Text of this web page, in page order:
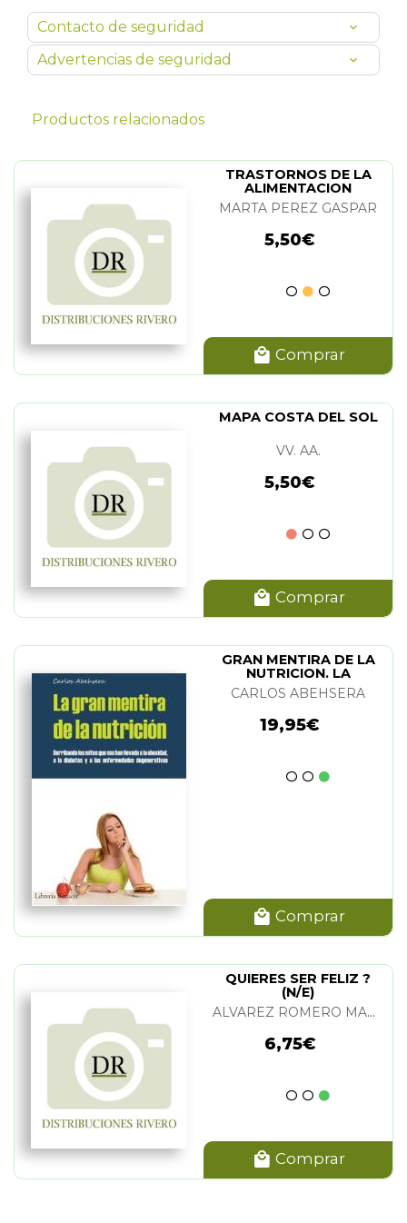
Contacto de seguridad
Advertencias de seguridad
Productos relacionados
TRASTORNOS DE LA
ALIMENTACION
MARTA PEREZ GASPAR
5,50€
Comprar
MAPA COSTA DEL SOL
VV. AA.
5,50€
Comprar
GRAN MENTIRA DE LA
NUTRICION. LA
CARLOS ABEHSERA
19,95€
Comprar
QUIERES SER FELIZ ?
(N/E)
ALVAREZ ROMERO MANUEL
6,75€
Comprar